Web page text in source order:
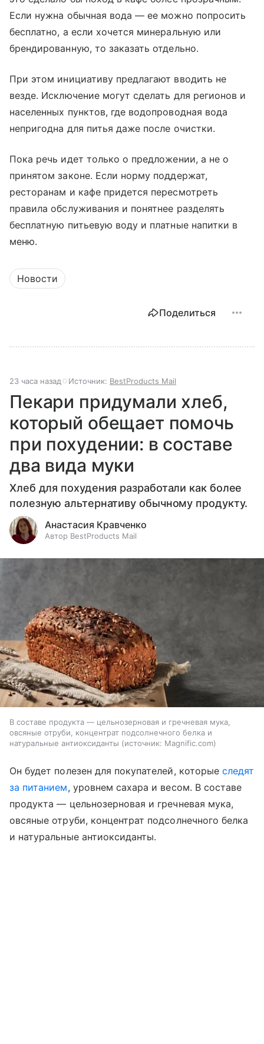
Если нужна обычная вода — ее можно попросить
бесплатно, а если хочется минеральную или
брендированную, то заказать отдельно.
При этом инициативу предлагают вводить не
везде. Исключение могут сделать для регионов и
населенных пунктов, где водопроводная вода
непригодна для питья даже после очистки.
Пока речь идет только о предложении, а не о
принятом законе. Если норму поддержат,
ресторанам и кафе придется пересмотреть
правила обслуживания и понятнее разделять
бесплатную питьевую воду и платные напитки в
меню.
Новости
Поделиться
23 часа назад Источник: BestProducts Mail
Пекари придумали хлеб,
который обещает помочь
при похудении: в составе
два вида муки
Хлеб для похудения разработали как более
полезную альтернативу обычному продукту.
Анастасия Кравченко
Автор BestProducts Mail
В составе продукта — цельнозерновая и гречневая мука,
овсяные отруби, концентрат подсолнечного белка и
натуральные антиоксиданты
источник: Magnific.com
Он будет полезен для покупателей, которыеследят
за питанием, уровнем сахара и весом. В составе
продукта — цельнозерновая и гречневая мука,
овсяные отруби, концентрат подсолнечного белка
и натуральные антиоксиданты.